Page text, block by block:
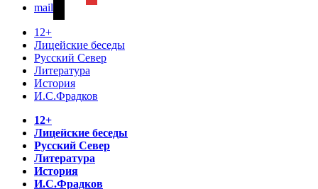
mail
12+
Лицейские беседы
Русский Север
Литература
История
И.С.Фрадков
12+
Лицейские беседы
Русский Север
Литература
История
И.С.Фрадков